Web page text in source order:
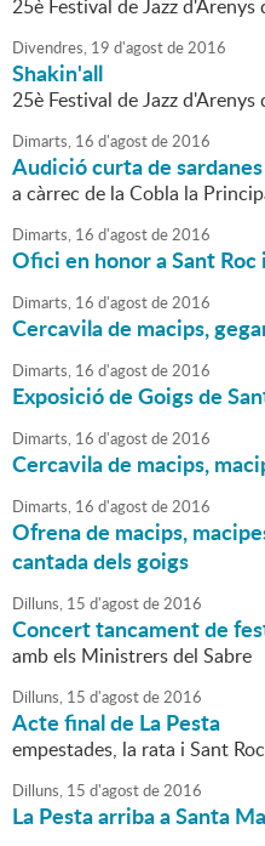
25è Festival de Jazz d'Arenys
Divendres, 19 d'agostde2016
Shakin'all
25è Festival de Jazz d'Arenys
Dimarts, 16 d'agostde2016
Audició curta de sardanes
a càrrec de la Cobla la
Dimarts, 16 d'agostde2016
Ofici en honor a Sant
Dimarts, 16 d'agostde2016
Cercavila de macips,
Dimarts, 16 d'agostde2016
Exposició de Goigs de
Dimarts, 16 d'agostde2016
Cercavila de macips,
Dimarts, 16 d'agostde2016
Ofrena de macips,
cantada dels goigs
Dilluns, 15 d'agostde2016
Concert tancament de
amb els Ministrers del Sabre
Dilluns, 15 d'agostde2016
Acte final de La Pesta
empestades, la rata i Sant Roc
Dilluns, 15 d'agostde2016
La Pesta arriba a Santa